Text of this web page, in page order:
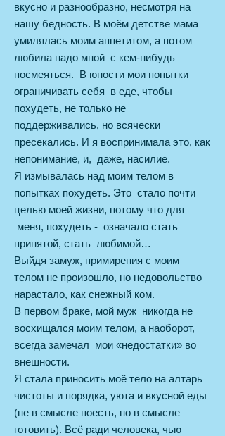
вкусно и разнообразно, несмотря на
нашу бедность. В моём детстве мама
умилялась моим аппетитом, а потом
любила надо мной с кем-нибудь
посмеяться. В юности мои попытки
ограничивать себя в еде, чтобы
похудеть, не только не
поддерживались, но всячески
пресекались. И я воспринимала это, как
непонимание, и, даже, насилие.
Я измывалась над моим телом в
попытках похудеть. Это стало почти
целью моей жизни, потому что для
меня, похудеть - означало стать
принятой, стать любимой…
Выйдя замуж, примирения с моим
телом не произошло, но недовольство
нарастало, как снежный ком.
В первом браке, мой муж никогда не
восхищался моим телом, а наоборот,
всегда замечал мои «недостатки» во
внешности.
Я стала приносить моё тело на алтарь
чистоты и порядка, уюта и вкусной еды
(не в смысле поесть, но в смысле
готовить). Всё ради человека, чью